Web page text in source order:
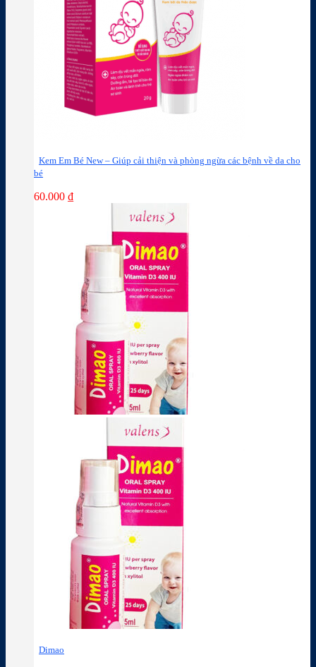
Kem Em Bé New – Giúp cải thiện và phòng ngừa các bệnh về da cho
bé
60.000 ₫
Dimao